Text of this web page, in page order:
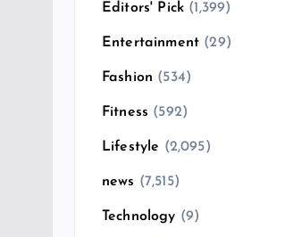
Editors' Pick (1,399)
Entertainment (29)
Fashion (534)
Fitness (592)
Lifestyle (2,095)
news (7,515)
Technology (9)